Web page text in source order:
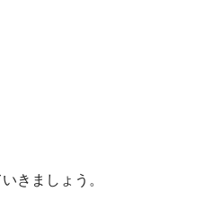
きましょう。